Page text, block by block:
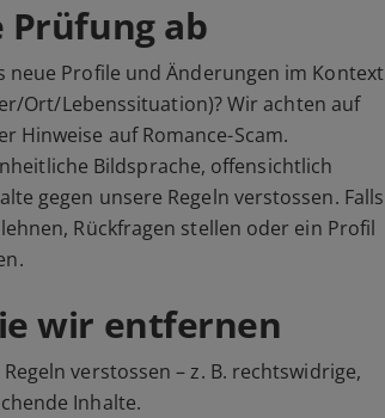
ab
Profile und Änderungen im Kontext
Ort/Lebenssituation)? Wir achten auf
Hinweise auf Romance-Scam.
Bildsprache, offensichtlich
gegen unsere Regeln verstossen. Falls
Rückfragen stellen oder ein Profil
wir entfernen
verstossen – z. B. rechtswidrige,
Inhalte.